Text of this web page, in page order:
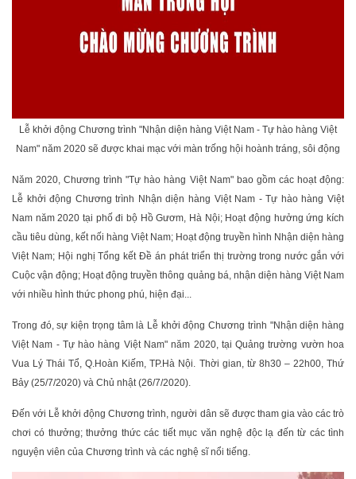
Lễ khởi động Chương trình "Nhận diện hàng Việt Nam - Tự hào hàng Việt
Nam" năm 2020 sẽ được khai mạc với màn trống hội hoành tráng, sôi động
Năm 2020, Chương trình "Tự hào hàng Việt Nam" bao gồm các hoạt động:
Lễ khởi động Chương trình Nhận diện hàng Việt Nam - Tự hào hàng Việt
Nam năm 2020 tại phố đi bộ Hồ Gươm, Hà Nội; Hoạt động hưởng ứng kích
cầu tiêu dùng, kết nối hàng Việt Nam; Hoạt động truyền hình Nhận diện hàng
Việt Nam; Hội nghị Tổng kết Đề án phát triển thị trường trong nước gắn với
Cuộc vận động; Hoạt động truyền thông quảng bá, nhận diện hàng Việt Nam
với nhiều hình thức phong phú, hiện đại...
Trong đó, sự kiện trọng tâm là Lễ khởi động Chương trình "Nhận diện hàng
Việt Nam - Tự hào hàng Việt Nam" năm 2020, tại Quảng trường vườn hoa
Vua Lý Thái Tổ, Q.Hoàn Kiếm, TP.Hà Nội. Thời gian, từ 8h30 – 22h00, Thứ
Bảy (25/7/2020) và Chủ nhật (26/7/2020).
Đến với Lễ khởi động Chương trình, người dân sẽ được tham gia vào các trò
chơi có thưởng; thưởng thức các tiết mục văn nghệ độc lạ đến từ các tình
nguyện viên của Chương trình và các nghệ sĩ nổi tiếng.